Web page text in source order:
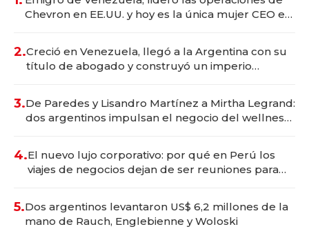
Chevron en EE.UU. y hoy es la única mujer CEO en
2.Creció en Venezuela, llegó a la Argentina con su
título de abogado y construyó un imperio
3.De Paredes y Lisandro Martínez a Mirtha Legrand:
dos argentinos impulsan el negocio del wellness
4.El nuevo lujo corporativo: por qué en Perú los
viajes de negocios dejan de ser reuniones para
5.Dos argentinos levantaron US$ 6,2 millones de la
mano de Rauch, Englebienne y Woloski